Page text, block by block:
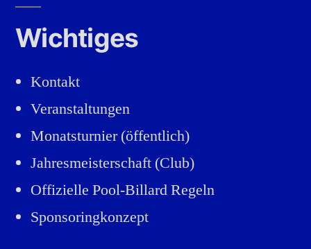
Wichtiges
Kontakt
Veranstaltungen
Monatsturnier (öffentlich)
Jahresmeisterschaft (Club)
Offizielle Pool-Billard Regeln
Sponsoringkonzept